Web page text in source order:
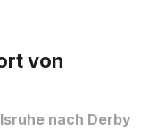
von
nach Derby